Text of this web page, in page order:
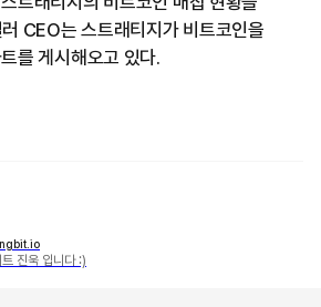
CEO는 스트래티지가 비트코인을
를 게시해오고 있다.
진욱 입니다 :)